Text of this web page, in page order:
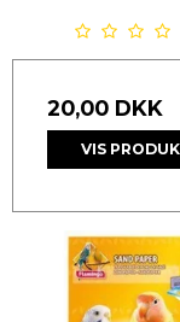
20,00 DKK
VIS